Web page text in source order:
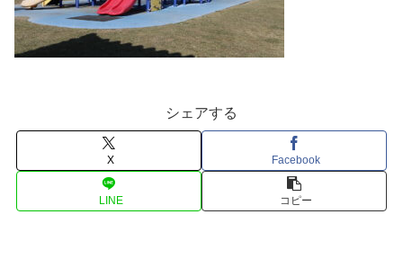
シェアする
X Facebook
LINE コピー